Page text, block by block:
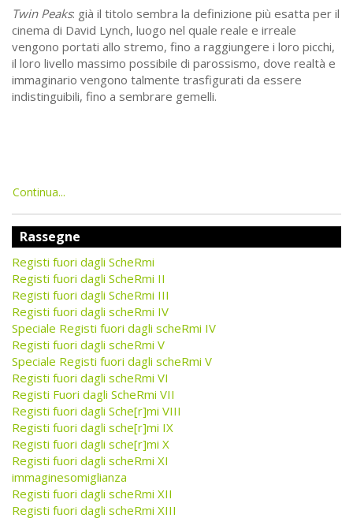
Twin Peaks: già il titolo sembra la definizione più esatta per il
cinema di David Lynch, luogo nel quale reale e irreale
vengono portati allo stremo, fino a raggiungere i loro picchi,
il loro livello massimo possibile di parossismo, dove realtà e
immaginario vengono talmente trasfigurati da essere
indistinguibili, fino a sembrare gemelli.
Continua...
Rassegne
Registi fuori dagli ScheRmi
Registi fuori dagli ScheRmi II
Registi fuori dagli ScheRmi III
Registi fuori dagli scheRmi IV
Speciale Registi fuori dagli scheRmi IV
Registi fuori dagli scheRmi V
Speciale Registi fuori dagli scheRmi V
Registi fuori dagli scheRmi VI
Registi Fuori dagli ScheRmi VII
Registi fuori dagli Sche[r]mi VIII
Registi fuori dagli sche[r]mi IX
Registi fuori dagli sche[r]mi X
Registi fuori dagli scheRmi XI
immaginesomiglianza
Registi fuori dagli scheRmi XII
Registi fuori dagli scheRmi XIII